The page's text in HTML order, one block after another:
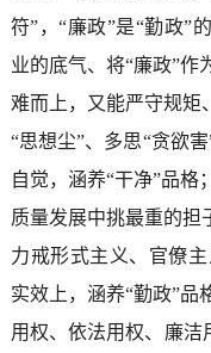
符”，“廉政”是“勤政”
业的底气、将“廉政”作
难而上，又能严守规矩
“思想尘”、多思“贪欲
自觉，涵养“干净”品格
质量发展中挑最重的担
力戒形式主义、官僚
实效上，涵养“勤政”品
用权、依法用权、廉洁